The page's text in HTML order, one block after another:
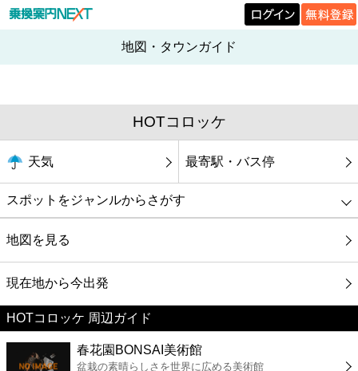
地図・タウンガイド
HOTコロッケ
天気 最寄駅・バス停
スポットをジャンルからさがす
グルメ
映画
美容
地図を見る
現在地から今出発
HOTコロッケ 周辺ガイド
春花園BONSAI美術館
盆栽の素晴らしさを世界に広める美術館